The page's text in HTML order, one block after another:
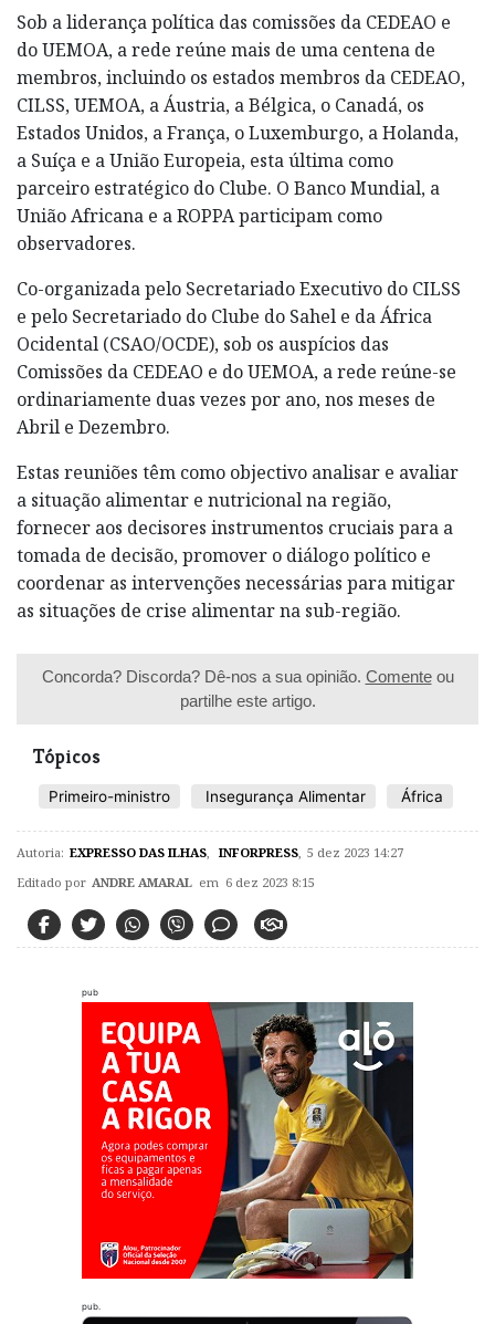
Sob a liderança política das comissões da CEDEAO e
do UEMOA, a rede reúne mais de uma centena de
membros, incluindo os estados membros da CEDEAO,
CILSS, UEMOA, a Áustria, a Bélgica, o Canadá, os
Estados Unidos, a França, o Luxemburgo, a Holanda,
a Suíça e a União Europeia, esta última como
parceiro estratégico do Clube. O Banco Mundial, a
União Africana e a ROPPA participam como
observadores.
Co-organizada pelo Secretariado Executivo do CILSS
e pelo Secretariado do Clube do Sahel e da África
Ocidental (CSAO/OCDE), sob os auspícios das
Comissões da CEDEAO e do UEMOA, a rede reúne-se
ordinariamente duas vezes por ano, nos meses de
Abril e Dezembro.
Estas reuniões têm como objectivo analisar e avaliar
a situação alimentar e nutricional na região,
fornecer aos decisores instrumentos cruciais para a
tomada de decisão, promover o diálogo político e
coordenar as intervenções necessárias para mitigar
as situações de crise alimentar na sub-região.
Concorda? Discorda? Dê-nos a sua opinião. Comenteou
partilhe este artigo.
Tópicos
Primeiro-ministro Insegurança Alimentar África
Autoria: EXPRESSO DAS ILHAS INFORPRESS 5 dez 2023 14:27
Editado por ANDRE AMARAL em 6 dez 2023 8:15
pub
pub.